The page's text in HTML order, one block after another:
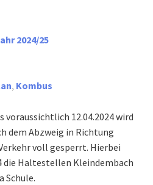
2024/25
, Kombus
voraussichtlich 12.04.2024 wird
dem Abzweig in Richtung
voll gesperrt. Hierbei
die Haltestellen Kleindembach
Schule.